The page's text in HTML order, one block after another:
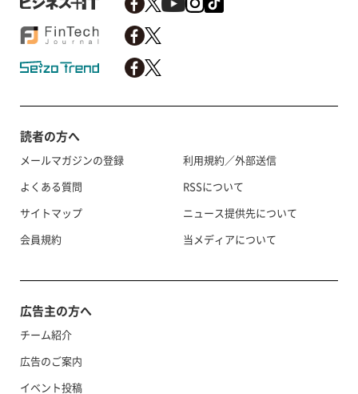
読者の方へ
メールマガジンの登録
よくある質問
サイトマップ
会員規約
利用規約／外部送信
RSSについて
ニュース提供先について
当メディアについて
広告主の方へ
チーム紹介
広告のご案内
イベント投稿